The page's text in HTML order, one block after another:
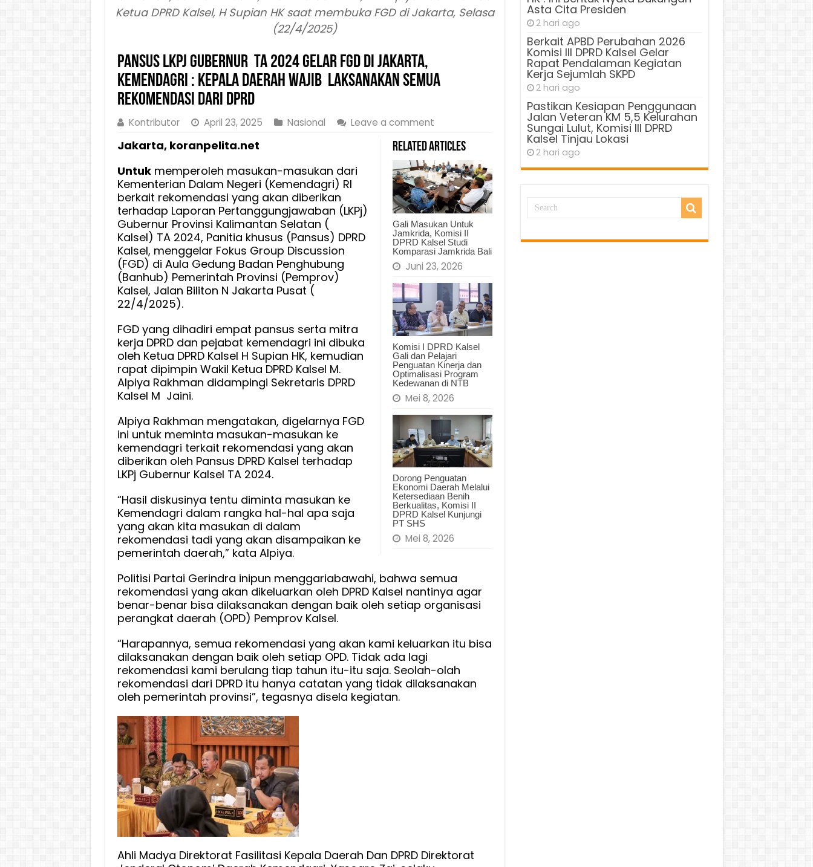
Ketua DPRD Kalsel, H Supian HK saat membuka FGD di Jakarta, Selasa
(22/4/2025)
Pansus LKPj Gubernur TA 2024 Gelar FGD Di Jakarta,
Kemendagri : Kepala Daerah Wajib Laksanakan Semua
Rekomendasi Dari DPRD
Kontributor April 23, 2025 Nasional Leave a comment
Related Articles
Gali Masukan Untuk
Jamkrida, Komisi II
DPRD Kalsel Studi
Komparasi Jamkrida Bali
Juni 23, 2026
Komisi I DPRD Kalsel
Gali dan Pelajari
Penguatan Kinerja dan
Optimalisasi Program
Kedewanan di NTB
Mei 8, 2026
Dorong Penguatan
Ekonomi Daerah Melalui
Ketersediaan Benih
Berkualitas, Komisi II
DPRD Kalsel Kunjungi
PT SHS
Mei 8, 2026
Jakarta, koranpelita.net
Untukmemperoleh masukan-masukan dari
Kementerian Dalam Negeri (Kemendagri) RI
berkait rekomendasi yang akan diberikan
terhadap Laporan Pertanggungjawaban (LKPj)
Gubernur Provinsi Kalimantan Selatan (
Kalsel) TA 2024, Panitia khusus (Pansus) DPRD
Kalsel, menggelar Fokus Group Discussion
(FGD) di Aula Gedung Badan Penghubung
(Banhub) Pemerintah Provinsi (Pemprov)
Kalsel, Jalan Biliton N Jakarta Pusat (
22/4/2025).
FGD yang dihadiri empat pansus serta mitra
kerja DPRD dan pejabat kemendagri ini dibuka
oleh Ketua DPRD Kalsel H Supian HK, kemudian
rapat dipimpin Wakil Ketua DPRD Kalsel M.
Alpiya Rakhman didampingi Sekretaris DPRD
Kalsel M Jaini.
Alpiya Rakhman mengatakan, digelarnya FGD
ini untuk meminta masukan-masukan ke
kemendagri terkait rekomendasi yang akan
diberikan oleh Pansus DPRD Kalsel terhadap
LKPj Gubernur Kalsel TA 2024.
“Hasil diskusinya tentu diminta masukan ke
Kemendagri dalam rangka hal-hal apa saja
yang akan kita masukan di dalam
rekomendasi tadi yang akan disampaikan ke
pemerintah daerah,” kata Alpiya.
Politisi Partai Gerindra inipun menggariabawahi, bahwa semua
rekomendasi yang akan dikeluarkan oleh DPRD Kalsel nantinya agar
benar-benar bisa dilaksanakan dengan baik oleh setiap organisasi
perangkat daerah (OPD) Pemprov Kalsel.
“Harapannya, semua rekomendasi yang akan kami keluarkan itu bisa
dilaksanakan dengan baik oleh setiap OPD. Tidak ada lagi
rekomendasi kami berulang tiap tahun itu-itu saja. Seolah-olah
rekomendasi dari DPRD itu hanya catatan yang tidak dilaksanakan
oleh pemerintah provinsi”, tegasnya disela kegiatan.
Ahli Madya Direktorat Fasilitasi Kepala Daerah Dan DPRD Direktorat
Asta Cita Presiden
2 hari ago
Berkait APBD Perubahan 2026
Komisi III DPRD Kalsel Gelar
Rapat Pendalaman Kegiatan
Kerja Sejumlah SKPD
2 hari ago
Pastikan Kesiapan Penggunaan
Jalan Veteran KM 5,5 Kelurahan
Sungai Lulut, Komisi III DPRD
Kalsel Tinjau Lokasi
2 hari ago